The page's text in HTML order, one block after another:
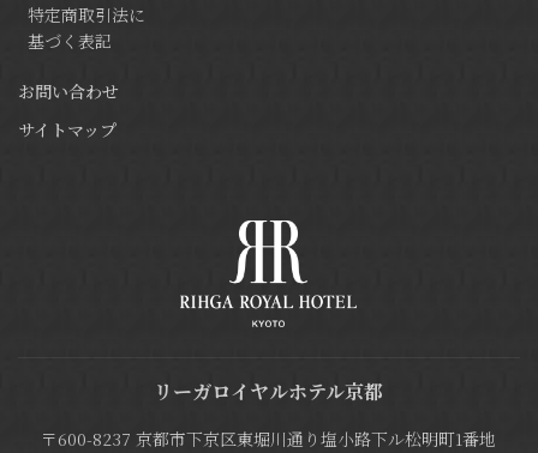
特定商取引法に
基づく表記
お問い合わせ
サイトマップ
リーガロイヤルホテル京都
〒600-8237 京都市下京区東堀川通り塩小路下ル松明町1番地